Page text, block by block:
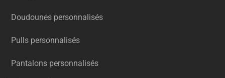
Doudounes personnalisés
Pulls personnalisés
Pantalons personnalisés